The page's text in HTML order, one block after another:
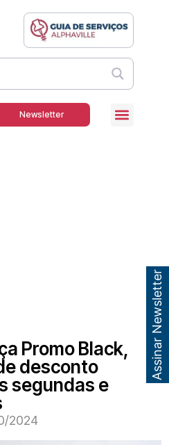
Newsletter
Promo Black,
desconto
segundas e
2024
Assinar Newsletter